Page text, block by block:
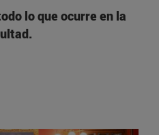
lo que ocurre en la